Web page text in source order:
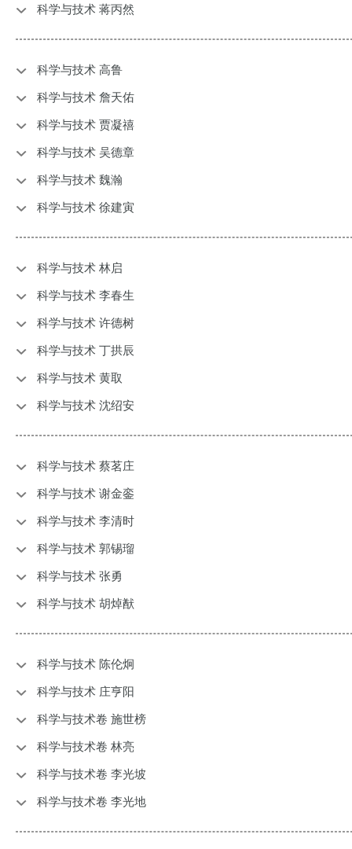
科学与技术 蒋丙然
科学与技术 高鲁
科学与技术 詹天佑
科学与技术 贾凝禧
科学与技术 吴德章
科学与技术 魏瀚
科学与技术 徐建寅
科学与技术 林启
科学与技术 李春生
科学与技术 许德树
科学与技术 丁拱辰
科学与技术 黄取
科学与技术 沈绍安
科学与技术 蔡茗庄
科学与技术 谢金銮
科学与技术 李清时
科学与技术 郭锡瑠
科学与技术 张勇
科学与技术 胡焯猷
科学与技术 陈伦炯
科学与技术 庄亨阳
科学与技术卷 施世榜
科学与技术卷 林亮
科学与技术卷 李光坡
科学与技术卷 李光地